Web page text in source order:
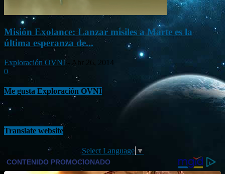
Misión Exolance: Lanzar misiles a Marte es la
última esperanza de...
Exploración OVNI - Abr 26, 2014
0
Me gusta Exploración OVNI
Translate website
Select Language ▼